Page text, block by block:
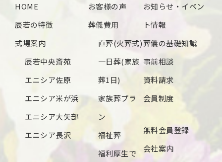
2024年4月
2024年3月
HOME
辰若の特徴
式場案内
辰若中央斎苑
エニシア佐原
エニシア米が浜
エニシア大矢部
エニシア長沢
お客様の声
葬儀費用
直葬(火葬式)
一日葬(家族
葬1日)
家族葬プラ
ン
福祉葬
福利厚生で
お知らせ・イベン
ト情報
葬儀の基礎知識
事前相談
資料請求
会員制度
無料会員登録
会社案内